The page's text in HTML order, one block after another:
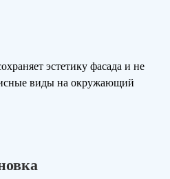
эстетику фасада и не
виды на окружающий